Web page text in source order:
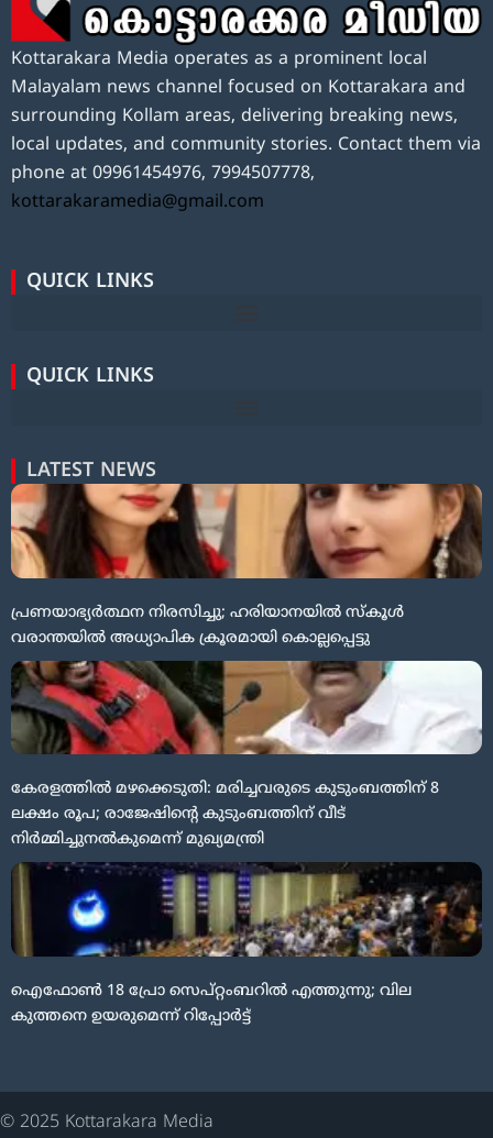
Kottarakara Media operates as a prominent local
Malayalam news channel focused on Kottarakara and
surrounding Kollam areas, delivering breaking news,
local updates, and community stories. Contact them via
phone at 09961454976, 7994507778,
kottarakaramedia@gmail.com
QUICK LINKS
QUICK LINKS
LATEST NEWS
പ്രണയാഭ്യർത്ഥന നിരസിച്ചു; ഹരിയാനയിൽ സ്കൂൾ
വരാന്തയിൽ അധ്യാപിക ക്രൂരമായി കൊല്ലപ്പെട്ടു
കേരളത്തിൽ മഴക്കെടുതി: മരിച്ചവരുടെ കുടുംബത്തിന് 8
ലക്ഷം രൂപ; രാജേഷിന്റെ കുടുംബത്തിന് വീട്
നിര്‍മ്മിച്ചുനല്‍കുമെന്ന് മുഖ്യമന്ത്രി
ഐഫോൺ 18 പ്രോ സെപ്റ്റംബറിൽ എത്തുന്നു; വില
കുത്തനെ ഉയരുമെന്ന് റിപ്പോർട്ട്
© 2025 Kottarakara Media